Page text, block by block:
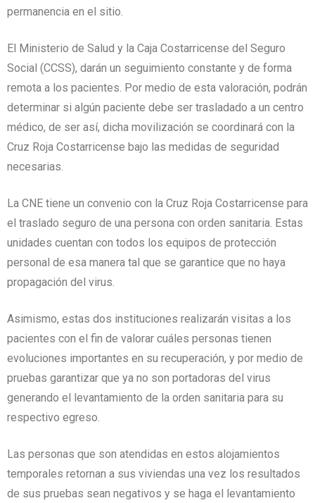
permanencia en el sitio.
El Ministerio de Salud y la Caja Costarricense del Seguro
Social (CCSS), darán un seguimiento constante y de forma
remota a los pacientes. Por medio de esta valoración, podrán
determinar si algún paciente debe ser trasladado a un centro
médico, de ser así, dicha movilización se coordinará con la
Cruz Roja Costarricense bajo las medidas de seguridad
necesarias.
La CNE tiene un convenio con la Cruz Roja Costarricense para
el traslado seguro de una persona con orden sanitaria. Estas
unidades cuentan con todos los equipos de protección
personal de esa manera tal que se garantice que no haya
propagación del virus.
Asimismo, estas dos instituciones realizarán visitas a los
pacientes con el fin de valorar cuáles personas tienen
evoluciones importantes en su recuperación, y por medio de
pruebas garantizar que ya no son portadoras del virus
generando el levantamiento de la orden sanitaria para su
respectivo egreso.
Las personas que son atendidas en estos alojamientos
temporales retornan a sus viviendas una vez los resultados
de sus pruebas sean negativos y se haga el levantamiento